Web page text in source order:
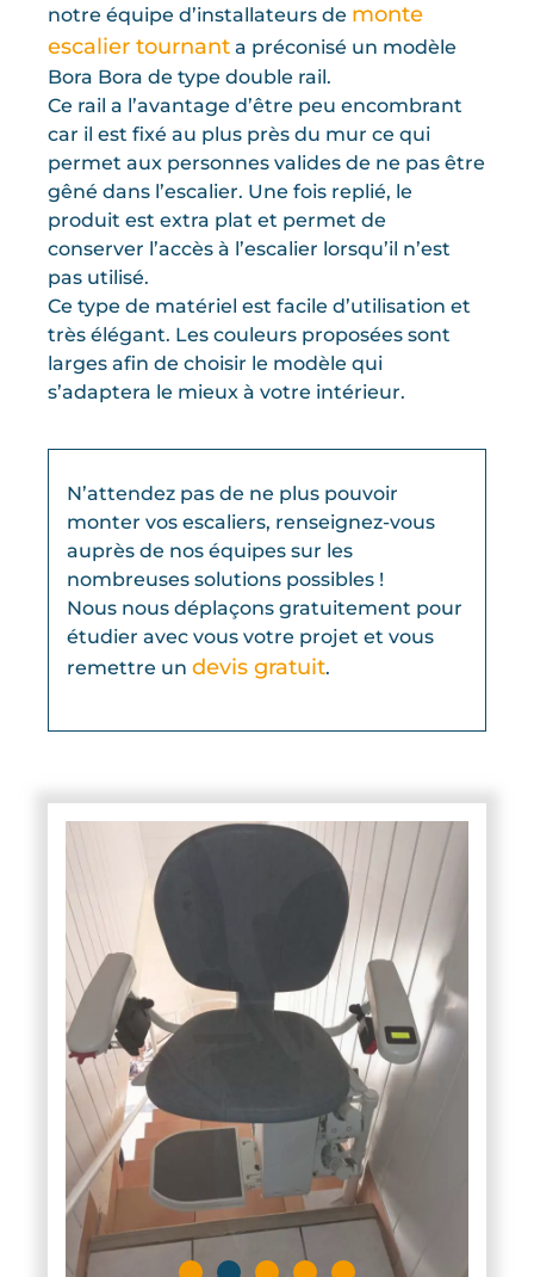
notre équipe d’installateurs de monte
escalier tournant a préconisé un modèle
Bora Bora de type double rail.
Ce rail a l’avantage d’être peu encombrant
car il est fixé au plus près du mur ce qui
permet aux personnes valides de ne pas être
gêné dans l’escalier. Une fois replié, le
produit est extra plat et permet de
conserver l’accès à l’escalier lorsqu’il n’est
pas utilisé.
Ce type de matériel est facile d’utilisation et
très élégant. Les couleurs proposées sont
larges afin de choisir le modèle qui
s’adaptera le mieux à votre intérieur.
N’attendez pas de ne plus pouvoir
monter vos escaliers, renseignez-vous
auprès de nos équipes sur les
nombreuses solutions possibles !
Nous nous déplaçons gratuitement pour
étudier avec vous votre projet et vous
remettre un devis gratuit.